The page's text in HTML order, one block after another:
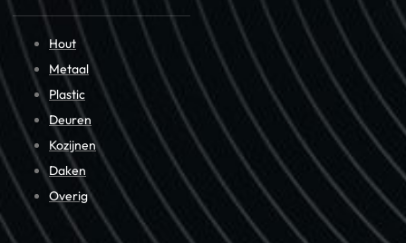
Hout
Metaal
Plastic
Deuren
Kozijnen
Daken
Overig